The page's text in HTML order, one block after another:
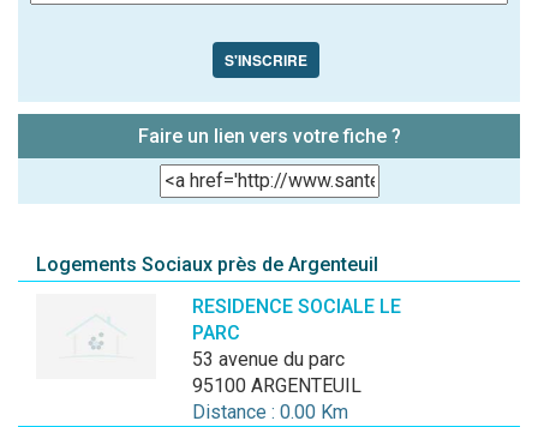
S'INSCRIRE
Faire un lien vers votre fiche ?
Logements Sociaux près de Argenteuil
RESIDENCE SOCIALE LE
PARC
53 avenue du parc
95100 ARGENTEUIL
Distance : 0.00 Km